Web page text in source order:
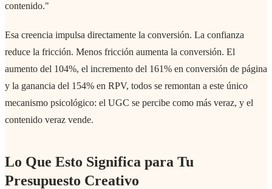
contenido."
Esa creencia impulsa directamente la conversión. La confianza
reduce la fricción. Menos fricción aumenta la conversión. El
aumento del 104%, el incremento del 161% en conversión de página
y la ganancia del 154% en RPV, todos se remontan a este único
mecanismo psicológico: el UGC se percibe como más veraz, y el
contenido veraz vende.
Lo Que Esto Significa para Tu
Presupuesto Creativo